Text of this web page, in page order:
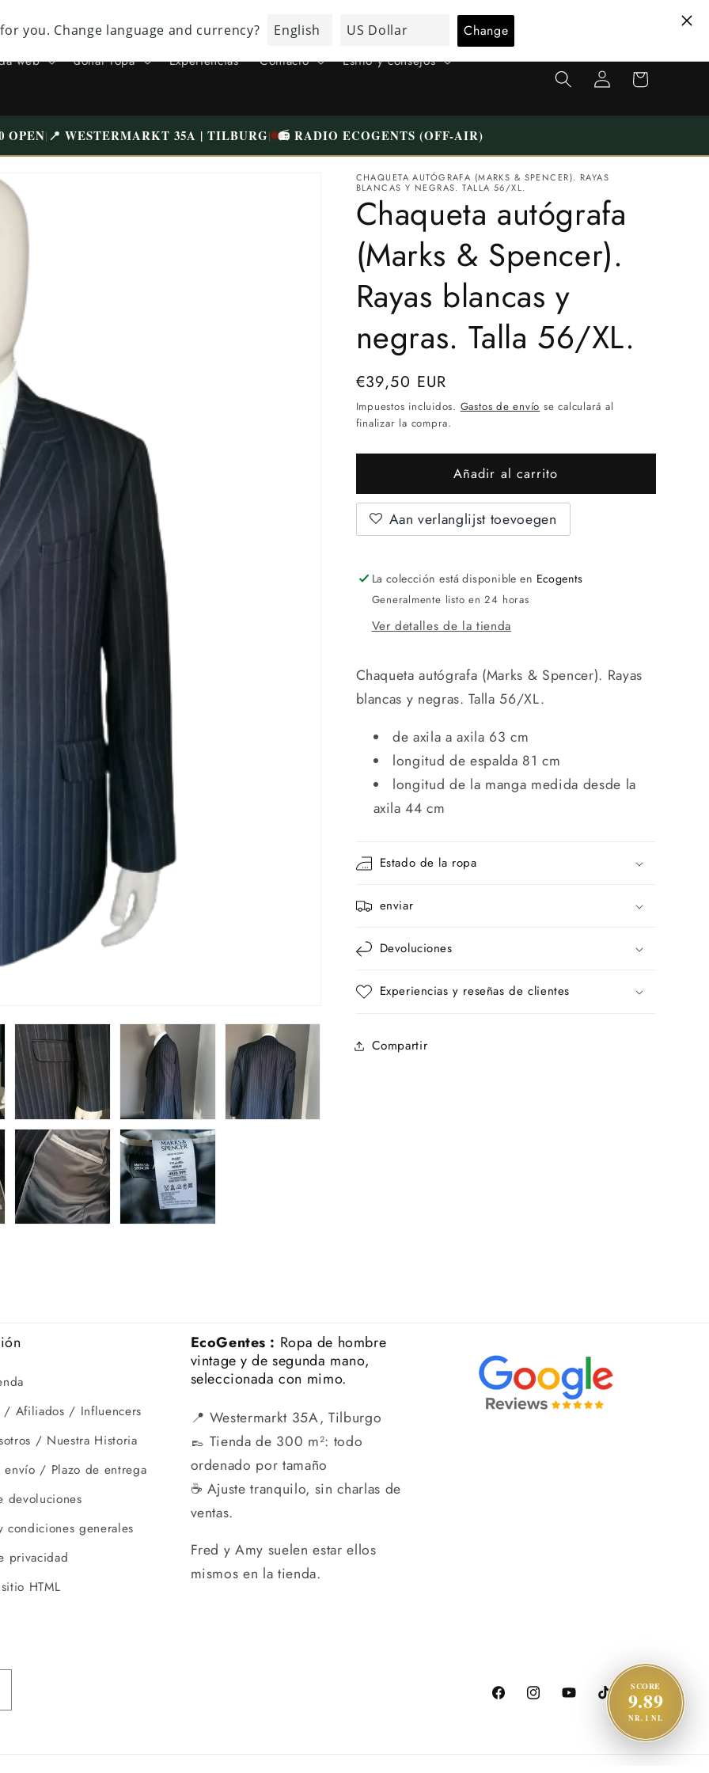
APARCAMIENTO GRATUITO
i
o
m
web donar ropa Experiencias Contacto Estilo y consejos
Iniciar
sesión
carrito
OPEN| 📍 WESTERMARKT 35A | TILBURG| 📻 RADIO ECOGENTS (OFF-AIR)
CHAQUETA AUTÓGRAFA (MARKS & SPENCER). RAYAS
BLANCAS Y NEGRAS. TALLA 56/XL.
Chaqueta autógrafa
(Marks & Spencer).
Rayas blancas y
negras. Talla 56/XL.
precio
normal
€39,50 EUR
Impuestos incluidos. Gastos de envío se calculará al
finalizar la compra.
Añadir al carrito
Aan verlanglijst toevoegen
La colección está disponible en Ecogents
Generalmente listo en 24 horas
Ver detalles de la tienda
Chaqueta autógrafa (Marks & Spencer). Rayas
blancas y negras. Talla 56/XL.
de axila a axila 63 cm
longitud de espalda 81 cm
longitud de la manga medida desde la
axila 44 cm
Estado de la ropa
enviar
Devoluciones
Experiencias y reseñas de clientes
Compartir
SCORE
9.89
NR. 1 NL
/ Afiliados / Influencers
/ Nuestra Historia
envío / Plazo de entrega
devoluciones
condiciones generales
privacidad
HTML
EcoGentes : Ropa de hombre
vintage y de segunda mano,
seleccionada con mimo.
📍 Westermarkt 35A, Tilburgo
👞 Tienda de 300 m²: todo
ordenado por tamaño
☕ Ajuste tranquilo, sin charlas de
ventas.
Fred y Amy suelen estar ellos
mismos en la tienda.
facebookInstagramyoutubetiktok
X
Twitter)